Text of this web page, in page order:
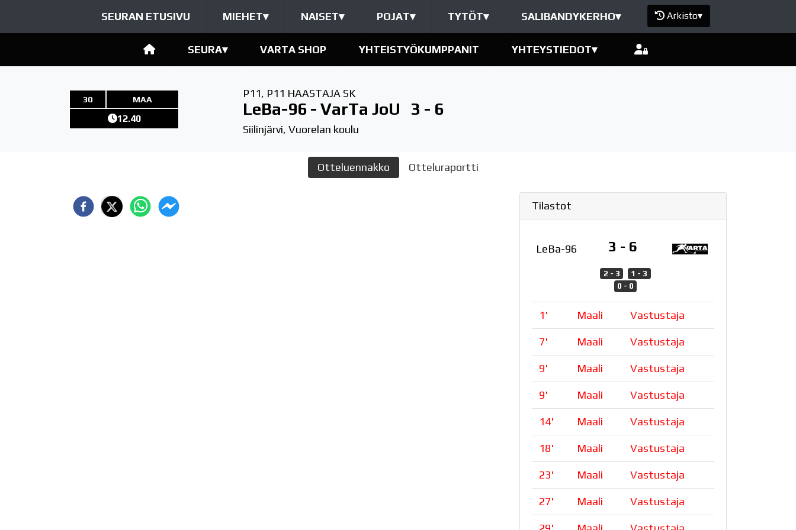
SEURAN ETUSIVU MIEHET▾ NAISET▾ POJAT▾ TYTÖT▾ SALIBANDYKERHO▾ Arkisto▾
SEURA▾ VARTA SHOP YHTEISTYÖKUMPPANIT YHTEYSTIEDOT▾
30 MAA
12.40
P11, P11 HAASTAJA SK
LeBa-96 - VarTa JoU 3 - 6
Siilinjärvi, Vuorelan koulu
Otteluennakko Otteluraportti
Tilastot
LeBa-96 3 - 6
2 - 3
1 - 3
0 - 0
1' Maali Vastustaja
7' Maali Vastustaja
9' Maali Vastustaja
9' Maali Vastustaja
14' Maali Vastustaja
18' Maali Vastustaja
23' Maali Vastustaja
27' Maali Vastustaja